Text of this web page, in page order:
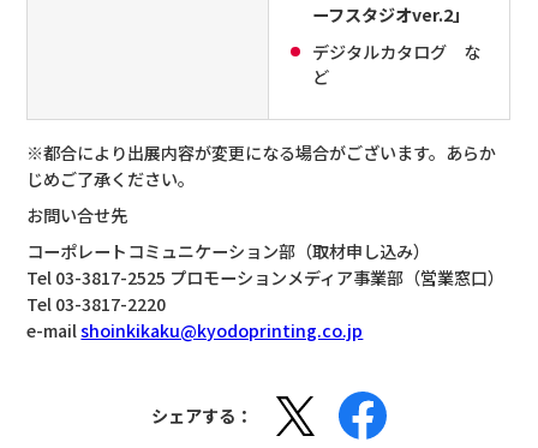
ーフスタジオver.2」
デジタルカタログ な
ど
※都合により出展内容が変更になる場合がございます。あらか
じめご了承ください。
お問い合せ先
コーポレートコミュニケーション部（取材申し込み）
Tel 03-3817-2525 プロモーションメディア事業部（営業窓口）
Tel 03-3817-2220
e-mailshoinkikaku@kyodoprinting.co.jp
シェアする：